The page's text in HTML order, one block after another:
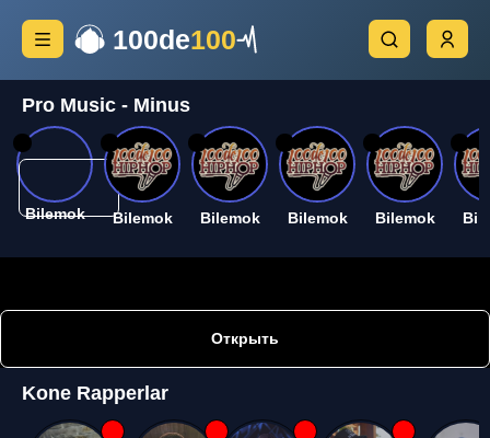
100de100
Pro Music - Minus
Bilemok Bilemok Bilemok Bilemok Bilemok
Открыть
Kone Rapperlar